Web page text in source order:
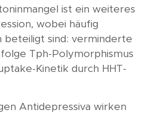
ist ein weiteres
wobei häufig
beteiligt sind: verminderte
Tph-Polymorphismus
Kinetik durch HHT-
Antidepressiva wirken